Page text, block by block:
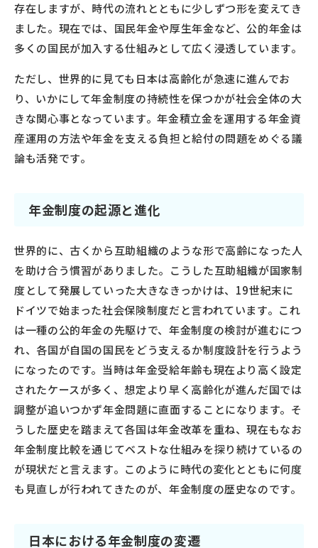
存在しますが、時代の流れとともに少しずつ形を変えてき
ました。現在では、国民年金や厚生年金など、公的年金は
多くの国民が加入する仕組みとして広く浸透しています。
ただし、世界的に見ても日本は高齢化が急速に進んでお
り、いかにして年金制度の持続性を保つかが社会全体の大
きな関心事となっています。年金積立金を運用する年金資
産運用の方法や年金を支える負担と給付の問題をめぐる議
論も活発です。
年金制度の起源と進化
世界的に、古くから互助組織のような形で高齢になった人
を助け合う慣習がありました。こうした互助組織が国家制
度として発展していった大きなきっかけは、19世紀末に
ドイツで始まった社会保険制度だと言われています。これ
は一種の公的年金の先駆けで、年金制度の検討が進むにつ
れ、各国が自国の国民をどう支えるか制度設計を行うよう
になったのです。当時は年金受給年齢も現在より高く設定
されたケースが多く、想定より早く高齢化が進んだ国では
調整が追いつかず年金問題に直面することになります。そ
うした歴史を踏まえて各国は年金改革を重ね、現在もなお
年金制度比較を通じてベストな仕組みを探り続けているの
が現状だと言えます。このように時代の変化とともに何度
も見直しが行われてきたのが、年金制度の歴史なのです。
日本における年金制度の変遷